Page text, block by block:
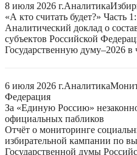
8 июля 2026 г.Аналитика
«А кто считать будет?» Часть
Аналитический доклад о
субъектов Российской
Государственную думу–2026 в
6 июля 2026 г.Аналитика
Федерация
За «Единую Россию»
официальных пабликов
Отчёт о мониторинге
избирательной кампании по
Государственной думы